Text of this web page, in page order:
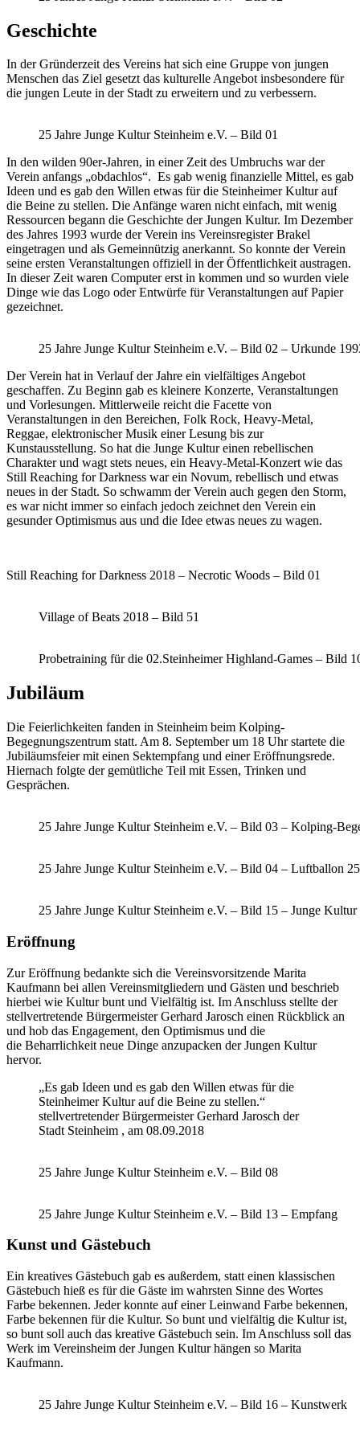
Geschichte
In der Gründerzeit des Vereins hat sich eine Gruppe von jungen
Menschen das Ziel gesetzt das kulturelle Angebot insbesondere für
die jungen Leute in der Stadt zu erweitern und zu verbessern.
25 Jahre Junge Kultur Steinheim e.V. – Bild 01
In den wilden 90er-Jahren, in einer Zeit des Umbruchs war der
Verein anfangs „obdachlos“. Es gab wenig finanzielle Mittel, es gab
Ideen und es gab den Willen etwas für die Steinheimer Kultur auf
die Beine zu stellen. Die Anfänge waren nicht einfach, mit wenig
Ressourcen begann die Geschichte der Jungen Kultur. Im Dezember
des Jahres 1993 wurde der Verein ins Vereinsregister Brakel
eingetragen und als Gemeinnützig anerkannt. So konnte der Verein
seine ersten Veranstaltungen offiziell in der Öffentlichkeit austragen.
In dieser Zeit waren Computer erst in kommen und so wurden viele
Dinge wie das Logo oder Entwürfe für Veranstaltungen auf Papier
gezeichnet.
25 Jahre Junge Kultur Steinheim e.V. – Bild 02 – Urkunde
Der Verein hat in Verlauf der Jahre ein vielfältiges Angebot
geschaffen. Zu Beginn gab es kleinere Konzerte, Veranstaltungen
und Vorlesungen. Mittlerweile reicht die Facette von
Veranstaltungen in den Bereichen, Folk Rock, Heavy-Metal,
Reggae, elektronischer Musik einer Lesung bis zur
Kunstausstellung. So hat die Junge Kultur einen rebellischen
Charakter und wagt stets neues, ein Heavy-Metal-Konzert wie das
Still Reaching for Darkness war ein Novum, rebellisch und etwas
neues in der Stadt. So schwamm der Verein auch gegen den Storm,
es war nicht immer so einfach jedoch zeichnet den Verein ein
gesunder Optimismus aus und die Idee etwas neues zu wagen.
Still Reaching for Darkness 2018 – Necrotic Woods – Bild 01
Village of Beats 2018 – Bild 51
Probetraining für die 02.Steinheimer Highland-Games – Bild
Jubiläum
Die Feierlichkeiten fanden in Steinheim beim Kolping-
Begegnungszentrum statt. Am 8. September um 18 Uhr startete die
Jubiläumsfeier mit einen Sektempfang und einer Eröffnungsrede.
Hiernach folgte der gemütliche Teil mit Essen, Trinken und
Gesprächen.
25 Jahre Junge Kultur Steinheim e.V. – Bild 03 – Kolping-
25 Jahre Junge Kultur Steinheim e.V. – Bild 04 – Luftballon
25 Jahre Junge Kultur Steinheim e.V. – Bild 15 – Junge
Eröffnung
Zur Eröffnung bedankte sich die Vereinsvorsitzende Marita
Kaufmann bei allen Vereinsmitgliedern und Gästen und beschrieb
hierbei wie Kultur bunt und Vielfältig ist. Im Anschluss stellte der
stellvertretende Bürgermeister Gerhard Jarosch einen Rückblick an
und hob das Engagement, den Optimismus und die
die Beharrlichkeit neue Dinge anzupacken der Jungen Kultur
hervor.
„Es gab Ideen und es gab den Willen etwas für die
Steinheimer Kultur auf die Beine zu stellen.“
stellvertretender Bürgermeister Gerhard Jarosch der
Stadt Steinheim , am 08.09.2018
25 Jahre Junge Kultur Steinheim e.V. – Bild 08
25 Jahre Junge Kultur Steinheim e.V. – Bild 13 – Empfang
Kunst und Gästebuch
Ein kreatives Gästebuch gab es außerdem, statt einen klassischen
Gästebuch hieß es für die Gäste im wahrsten Sinne des Wortes
Farbe bekennen. Jeder konnte auf einer Leinwand Farbe bekennen,
Farbe bekennen für die Kultur. So bunt und vielfältig die Kultur ist,
so bunt soll auch das kreative Gästebuch sein. Im Anschluss soll das
Werk im Vereinsheim der Jungen Kultur hängen so Marita
Kaufmann.
25 Jahre Junge Kultur Steinheim e.V. – Bild 16 – Kunstwerk